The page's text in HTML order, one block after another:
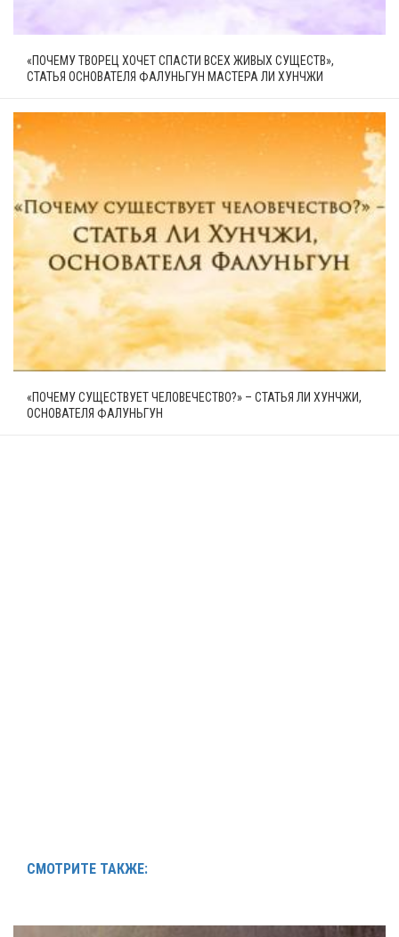
«ПОЧЕМУ ТВОРЕЦ ХОЧЕТ СПАСТИ ВСЕХ ЖИВЫХ СУЩЕСТВ»,
СТАТЬЯ ОСНОВАТЕЛЯ ФАЛУНЬГУН МАСТЕРА ЛИ ХУНЧЖИ
«ПОЧЕМУ СУЩЕСТВУЕТ ЧЕЛОВЕЧЕСТВО?» – СТАТЬЯ ЛИ ХУНЧЖИ,
ОСНОВАТЕЛЯ ФАЛУНЬГУН
СМОТРИТЕ ТАКЖЕ: